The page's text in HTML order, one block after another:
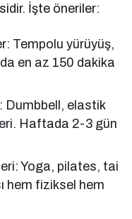
İşte öneriler:
Tempolu yürüyüş,
en az 150 dakika
Dumbbell, elastik
Haftada 2-3 gün
Yoga, pilates, tai
hem fiziksel hem